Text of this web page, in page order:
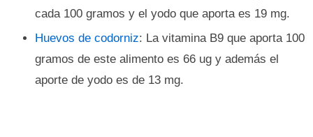
cada 100 gramos y el yodo que aporta es 19 mg.
Huevos de codorniz: La vitamina B9 que aporta 100
gramos de este alimento es 66 ug y además el
aporte de yodo es de 13 mg.